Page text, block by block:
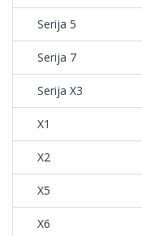
Serija 5
Serija 7
Serija X3
X1
X2
X5
X6